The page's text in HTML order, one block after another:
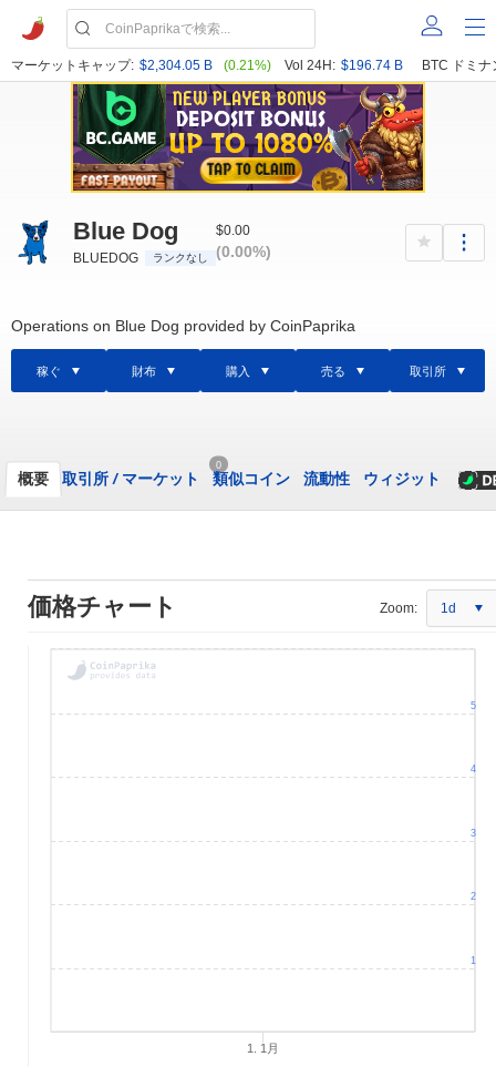
マーケットキャップ: $2,304.05 B (0.21%) Vol 24H: $196.74 B BTC ドミナ
Blue Dog
BLUEDOG ランクなし
$0.00
(0.00%)
Operations on Blue Dog provided by CoinPaprika
稼ぐ 財布 購入 売る 取引所
概要 取引所 /マーケット
0
類似コイン 流動性 ウィジット
価格チャート Zoom: 1d
1. 1月
1
2
3
4
5